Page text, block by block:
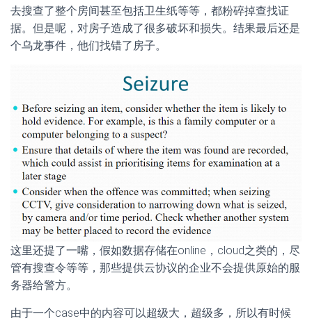
去搜查了整个房间甚至包括卫生纸等等，都粉碎掉查找证
据。但是呢，对房子造成了很多破坏和损失。结果最后还是
个乌龙事件，他们找错了房子。
这里还提了一嘴，假如数据存储在online，cloud之类的，尽
管有搜查令等等，那些提供云协议的企业不会提供原始的服
务器给警方。
由于一个case中的内容可以超级大，超级多，所以有时候